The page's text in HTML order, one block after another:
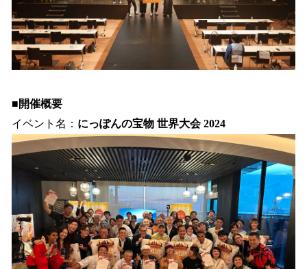
■開催概要
イベント名： にっぽんの宝物 世界大会 2024